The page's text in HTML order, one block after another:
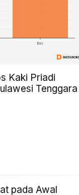
Kaki Priadi
Tenggara
pada Awal